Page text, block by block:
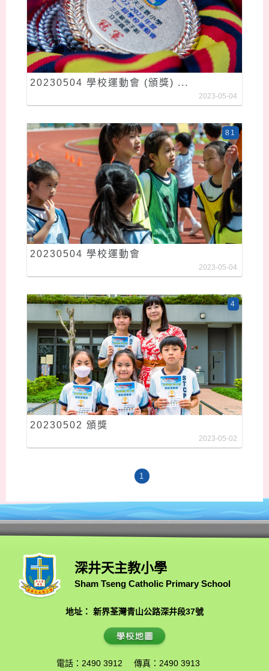
20230504 學校運動會 (頒獎) ...
2023-05-04
20230504 學校運動會
81
2023-05-04
20230502 頒獎
4
2023-05-02
1
深井天主教小學
Sham Tseng Catholic Primary School
地址： 新界荃灣青山公路深井段37號
電話：2490 3912
傳真：2490 3913